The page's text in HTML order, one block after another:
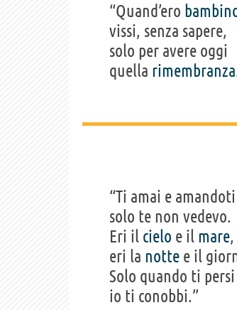
“Quand’ero
vissi, senza sapere,
solo per avere oggi
quella rimembranza
“Ti amai e amandoti
solo te non vedevo.
Eri il cielo e il mare,
eri la notte e il
Solo quando ti persi
io ti conobbi.”